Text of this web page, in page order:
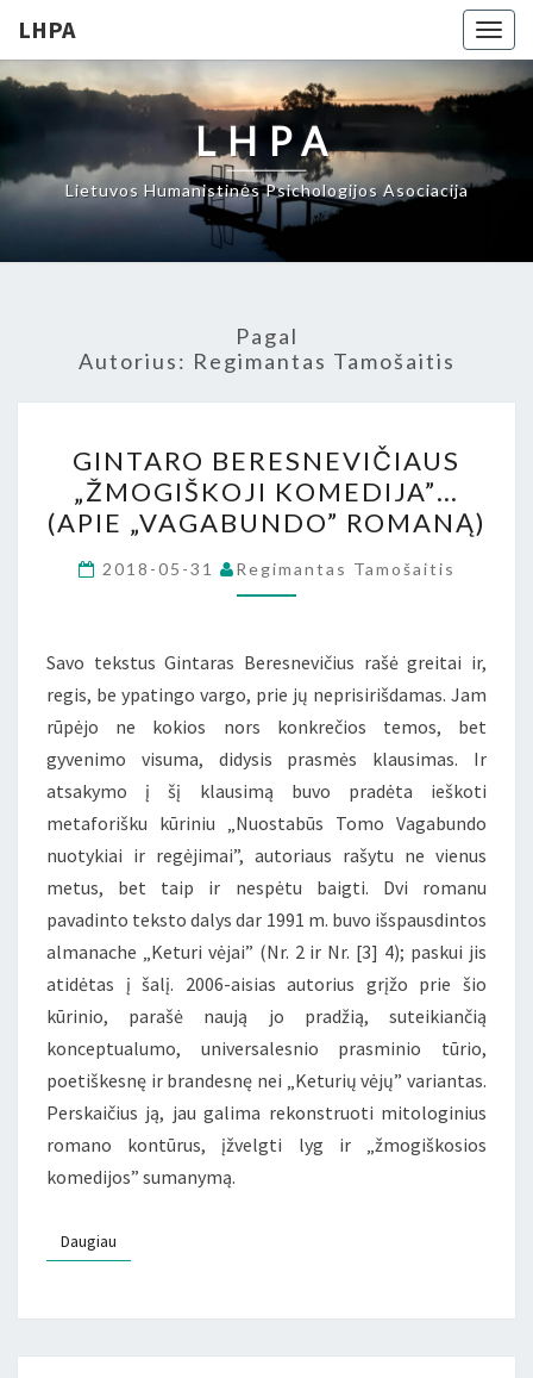
LHPA
LHPA
Lietuvos Humanistinės Psichologijos Asociacija
Pagal
Autorius: Regimantas Tamošaitis
BERESNEVIČIAUS
„ŽMOGIŠKOJI
KOMEDIJA”…
(APIE
„VAGABUNDO”
GINTARO BERESNEVIČIAUS
„ŽMOGIŠKOJI KOMEDIJA”…
(APIE „VAGABUNDO” ROMANĄ)
2018-05-31 Regimantas Tamošaitis
Savo tekstus Gintaras Beresnevičius rašė greitai ir,
regis, be ypatingo vargo, prie jų neprisirišdamas. Jam
rūpėjo ne kokios nors konkrečios temos, bet
gyvenimo visuma, didysis prasmės klausimas. Ir
atsakymo į šį klausimą buvo pradėta ieškoti
metaforišku kūriniu „Nuostabūs Tomo Vagabundo
nuotykiai ir regėjimai”, autoriaus rašytu ne vienus
metus, bet taip ir nespėtu baigti. Dvi romanu
pavadinto teksto dalys dar 1991 m. buvo išspausdintos
almanache „Keturi vėjai” (Nr. 2 ir Nr. [3] 4); paskui jis
atidėtas į šalį. 2006-aisias autorius grįžo prie šio
kūrinio, parašė naują jo pradžią, suteikiančią
konceptualumo, universalesnio prasminio tūrio,
poetiškesnę ir brandesnę nei „Keturių vėjų” variantas.
Perskaičius ją, jau galima rekonstruoti mitologinius
romano kontūrus, įžvelgti lyg ir „žmogiškosios
komedijos” sumanymą.
Daugiau